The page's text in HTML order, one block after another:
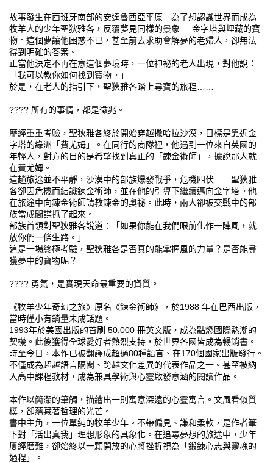
故事發生在西班牙南部的安達魯西亞平原。為了想認識世界而成為
牧羊人的少年聖狄雅各，反覆夢見同樣的景象──金字塔與埋藏的寶
物。這個夢讓他困惑不已，甚至前去求助會解夢的老婦人，卻無法
得到明確的答案。
正當他決定不再在意這個夢境時，一位神祕的老人出現，對他說：
「我可以教你如何找到寶物。」
於是，在老人的指引下，聖狄雅各踏上尋寶的旅程……
???? 所有的事情，都是徵兆。
歷經重重考驗，聖狄雅各終於開始穿越撒哈拉沙漠，目標是靠近金
字塔的綠洲「費尤姆」。在同行的商隊裡，他遇到一位來自英國的
年輕人，對方的目的是希望找到真正的「鍊金術師」，據說那人就
在費尤姆。
這趟旅途並不平靜，沙漠中的部族爆發戰爭，危機四伏……聖狄雅
各卻因危機而結識鍊金術師，並在他的引導下繼續邁向金字塔。他
在旅途中向鍊金術師請教鍊金的奧祕。此時，兩人卻被交戰中的部
族當成間諜抓了起來。
部族首領對聖狄雅各說道：「如果你能在我們眼前化作一陣風，就
放你們一條生路。」
這是一場終極考驗，聖狄雅各是否真的能掌握風的力量？是否能尋
獲夢中的寶物呢？
???? 勇氣，是實現天命最重要的資質。
《牧羊少年奇幻之旅》原名《鍊金術師》，於1988 年在巴西出版，
當時僅小有銷量未成話題。
1993年於美國出版的首刷 50,000 冊英文版，成為點燃國際熱潮的
契機。此後獲得全球愛好者熱烈支持，於世界各國皆成為暢銷書。
時至今日，本作已被翻譯成超過80種語言、在170個國家出版發行。
不僅成為超越語言隔閡、跨越文化差異的代表作品之一。甚至被納
入高中課程教材，成為兼具學術與心靈啟發意涵的閱讀作品。
本作以簡潔的筆觸，描繪出一則寓意深遠的心靈寓言。文風看似質
樸，卻蘊藏著哲理的光芒。
書中主角，一位單純的牧羊少年。不帶偏見、謙和柔軟，是作者筆
下對「活出真我」理想形象的具象化。在追尋夢想的旅途中，少年
屢經磨難，卻始終以一顆開放的心將挫折視為「鍛鍊心志與靈魂的
過程」。